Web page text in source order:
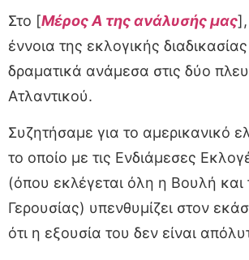
Στο [Μέρος Α της ανάλυσής μας],
έννοια της εκλογικής
δραματικά ανάμεσα στις δύο
Ατλαντικού.
Συζητήσαμε για το αμερικανικό
το οποίο με τις Ενδιάμεσες
(όπου εκλέγεται όλη η Βουλή και
Γερουσίας) υπενθυμίζει στον
ότι η εξουσία του δεν είναι